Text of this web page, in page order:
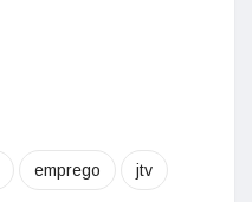
emprego jtv